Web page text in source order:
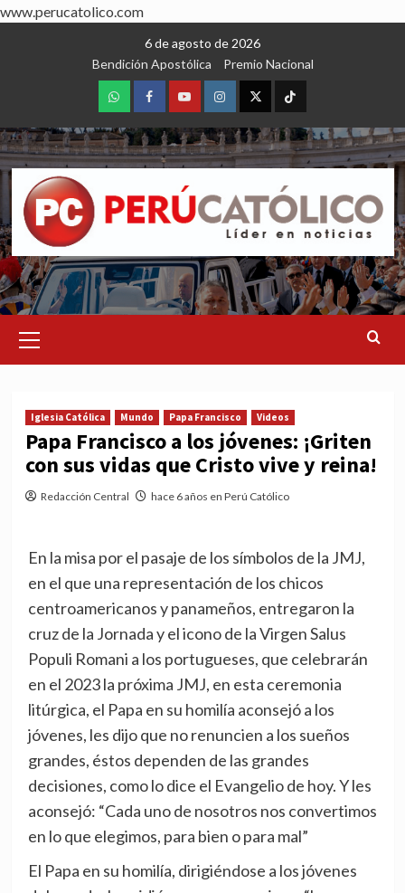
www.perucatolico.com
6 de agosto de 2026
Bendición Apostólica
Premio Nacional
WhatsAppFacebookYoutubeInstagram
X TikTok
Menu
Iglesia Católica Mundo Papa Francisco Videos
Papa Francisco a los jóvenes: ¡Griten
con sus vidas que Cristo vive y reina!
Redacción Central hace 6 años en Perú Católico
En la misa por el pasaje de los símbolos de la JMJ,
en el que una representación de los chicos
centroamericanos y panameños, entregaron la
cruz de la Jornada y el icono de la Virgen Salus
Populi Romani a los portugueses, que celebrarán
en el 2023 la próxima JMJ, en esta ceremonia
litúrgica, el Papa en su homilía aconsejó a los
jóvenes, les dijo que no renuncien a los sueños
grandes, éstos dependen de las grandes
decisiones, como lo dice el Evangelio de hoy. Y les
aconsejó: “Cada uno de nosotros nos convertimos
en lo que elegimos, para bien o para mal”
El Papa en su homilía, dirigiéndose a los jóvenes